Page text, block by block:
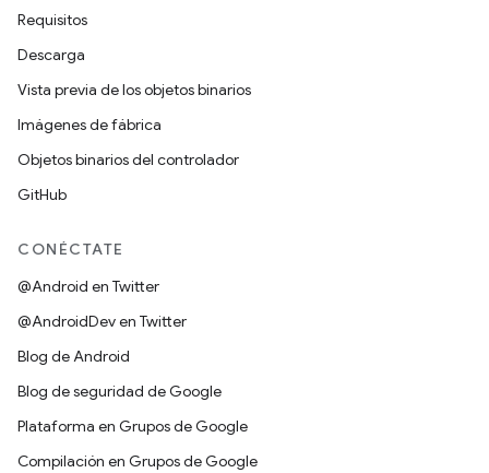
Requisitos
Descarga
Vista previa de los objetos binarios
Imágenes de fábrica
Objetos binarios del controlador
GitHub
CONÉCTATE
@Android en Twitter
@AndroidDev en Twitter
Blog de Android
Blog de seguridad de Google
Plataforma en Grupos de Google
Compilación en Grupos de Google